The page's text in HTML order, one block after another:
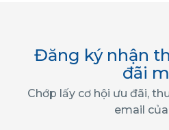
Đăng ký nhận
đãi
Chớp lấy cơ hội ưu đãi,
email